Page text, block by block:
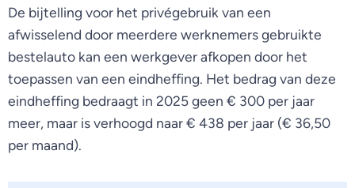
De bijtelling voor het privégebruik van een
afwisselend door meerdere werknemers gebruikte
bestelauto kan een werkgever afkopen door het
toepassen van een eindheffing. Het bedrag van deze
eindheffing bedraagt in 2025 geen € 300 per jaar
meer, maar is verhoogd naar € 438 per jaar (€ 36,50
per maand).